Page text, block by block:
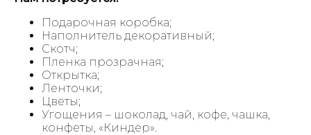
Подарочная коробка;
Наполнитель декоративный;
Скотч;
Пленка прозрачная;
Открытка;
Ленточки;
Цветы;
Угощения – шоколад, чай, кофе, чашка,
конфеты, «Киндер».